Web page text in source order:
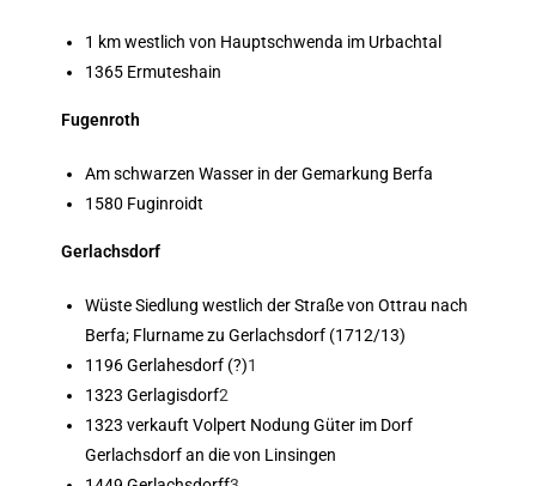
1 km westlich von Hauptschwenda im Urbachtal
1365 Ermuteshain
Fugenroth
Am schwarzen Wasser in der Gemarkung Berfa
1580 Fuginroidt
Gerlachsdorf
Wüste Siedlung westlich der Straße von Ottrau nach
Berfa; Flurname zu Gerlachsdorf (1712/13)
1196 Gerlahesdorf (?)1
1323 Gerlagisdorf2
1323 verkauft Volpert Nodung Güter im Dorf
Gerlachsdorf an die von Linsingen